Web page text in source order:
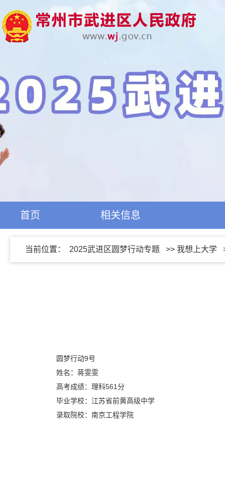
首页 相关信息
当前位置： 2025武进区圆梦行动专题 >> 我想上大学
圆梦行动9号
姓名：蒋雯雯
高考成绩：理科561分
毕业学校：江苏省前黄高级中学
录取院校：南京工程学院